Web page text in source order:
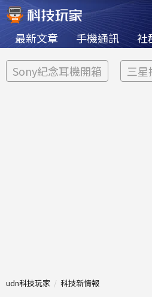
最新文章 手機通訊 社
Sony紀念耳機開箱 三
udn科技玩家 科技新情報